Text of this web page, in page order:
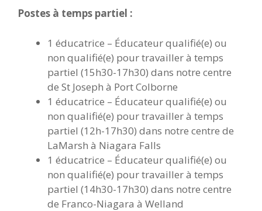
Postes à temps partiel :
1 éducatrice – Éducateur qualifié(e) ou
non qualifié(e) pour travailler à temps
partiel (15h30-17h30) dans notre centre
de St Joseph à Port Colborne
1 éducatrice – Éducateur qualifié(e) ou
non qualifié(e) pour travailler à temps
partiel (12h-17h30) dans notre centre de
LaMarsh à Niagara Falls
1 éducatrice – Éducateur qualifié(e) ou
non qualifié(e) pour travailler à temps
partiel (14h30-17h30) dans notre centre
de Franco-Niagara à Welland